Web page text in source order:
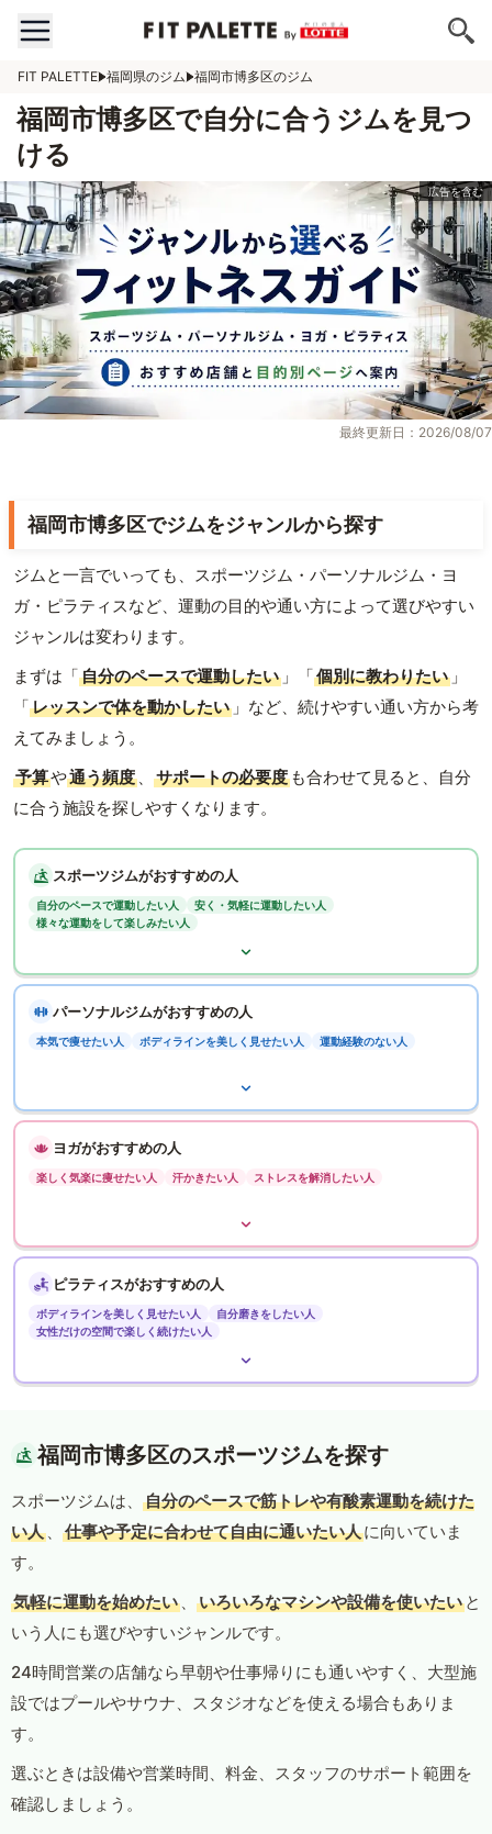
FIT PALETTE 福岡県のジム 福岡市博多区のジム
福岡市博多区で自分に合うジムを見つ
ける
最終更新日：2026/08/07
福岡市博多区でジムをジャンルから探す
ジムと一言でいっても、スポーツジム・パーソナルジム・ヨ
ガ・ピラティスなど、運動の目的や通い方によって選びやすい
ジャンルは変わります。
まずは「自分のペースで運動したい 」「個別に教わりたい 」
「レッスンで体を動かしたい 」など、続けやすい通い方から考
えてみましょう。
予算や通う頻度 、 サポートの必要度 も合わせて見ると、自分
に合う施設を探しやすくなります。
スポーツジムがおすすめの人
自分のペースで運動したい人
安く・気軽に運動したい人
様々な運動をして楽しみたい人
パーソナルジムがおすすめの人
本気で痩せたい人 ボディラインを美しく見せたい人 運動経験のない人
ヨガがおすすめの人
楽しく気楽に痩せたい人 汗かきたい人 ストレスを解消したい人
ピラティスがおすすめの人
ボディラインを美しく見せたい人
自分磨きをしたい人
女性だけの空間で楽しく続けたい人
福岡市博多区のスポーツジムを探す
スポーツジムは、
自分のペースで筋トレや有酸素運動を続けた
い人 、 仕事や予定に合わせて自由に通いたい人に向いていま
す。
気軽に運動を始めたい 、 いろいろなマシンや設備を使いたい と
いう人にも選びやすいジャンルです。
24時間営業の店舗なら早朝や仕事帰りにも通いやすく、大型施
設ではプールやサウナ、スタジオなどを使える場合もありま
す。
選ぶときは設備や営業時間、料金、スタッフのサポート範囲を
確認しましょう。